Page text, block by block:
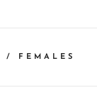
/ FEMALES